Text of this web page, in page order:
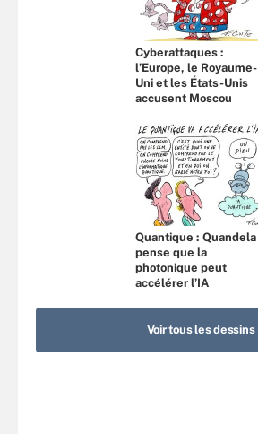
Cyberattaques :
l’Europe, le Royaume-
Uni et les États-Unis
accusent Moscou
Quantique : Quandela
pense que la
photonique peut
accélérer l’IA
Voir tous les dessins